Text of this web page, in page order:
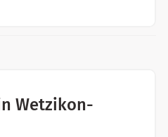
Wetzikon-